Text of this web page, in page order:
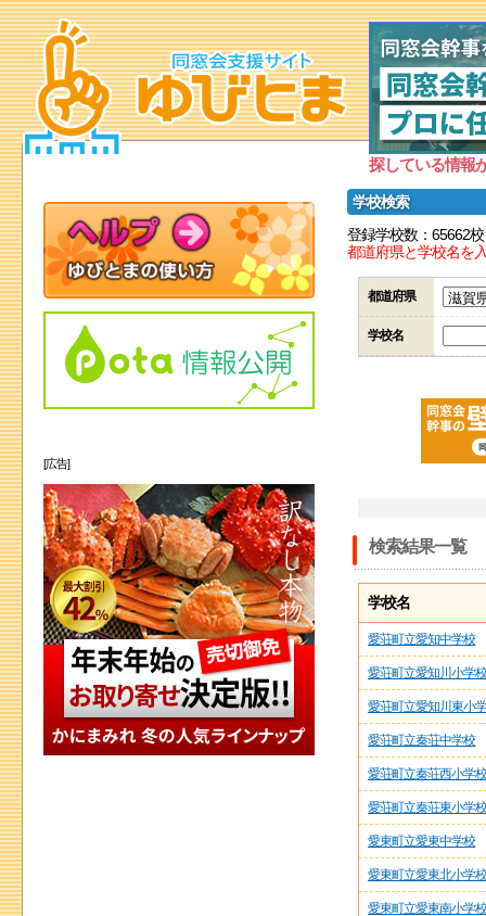
探している情報
学校検索
登録学校数：65662校
都道府県と学校名を
都道府県
学校名
検索結果一覧
学校名
愛荘町立愛知中学校
愛荘町立愛知川小学校
愛荘町立愛知川東小
愛荘町立秦荘中学校
愛荘町立秦荘西小学校
愛荘町立秦荘東小学校
愛東町立愛東中学校
愛東町立愛東北小学校
愛東町立愛東南小学校
[広告]